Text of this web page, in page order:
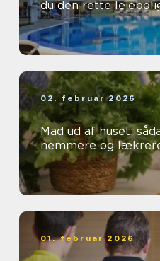
du den rette
02. februar 2026
Mad ud af huset:
nemmere og
01. februar 2026